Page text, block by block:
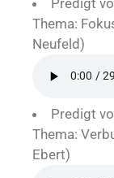
Thema:
Neufeld)
Predigt
Thema:
Ebert)